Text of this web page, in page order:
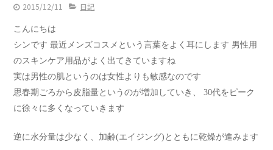
2015/12/11 日記
こんにちは
シンです 最近メンズコスメという言葉をよく耳にします 男性用
のスキンケア用品がよく出てきていますね
実は男性の肌というのは女性よりも敏感なのです
思春期ごろから皮脂量というのが増加していき、 30代をピーク
に徐々に多くなっていきます
逆に水分量は少なく、加齢(エイジング)とともに乾燥が進みます